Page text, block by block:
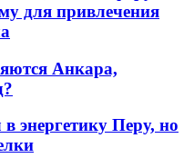
для привлечения
Анкара,
энергетику Перу, но